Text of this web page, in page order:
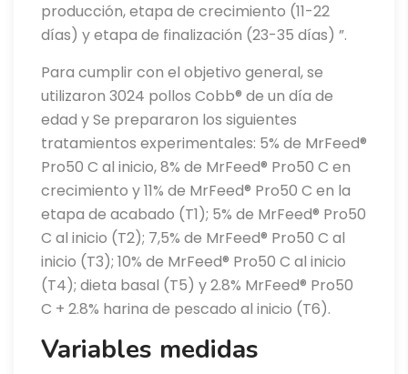
producción, etapa de crecimiento (11-22
días) y etapa de finalización (23-35 días) ”.
Para cumplir con el objetivo general, se
utilizaron 3024 pollos Cobb® de un día de
edad y Se prepararon los siguientes
tratamientos experimentales: 5% de MrFeed®
Pro50 C al inicio, 8% de MrFeed® Pro50 C en
crecimiento y 11% de MrFeed® Pro50 C en la
etapa de acabado (T1); 5% de MrFeed® Pro50
C al inicio (T2); 7,5% de MrFeed® Pro50 C al
inicio (T3); 10% de MrFeed® Pro50 C al inicio
(T4); dieta basal (T5) y 2.8% MrFeed® Pro50
C + 2.8% harina de pescado al inicio (T6).
Variables medidas